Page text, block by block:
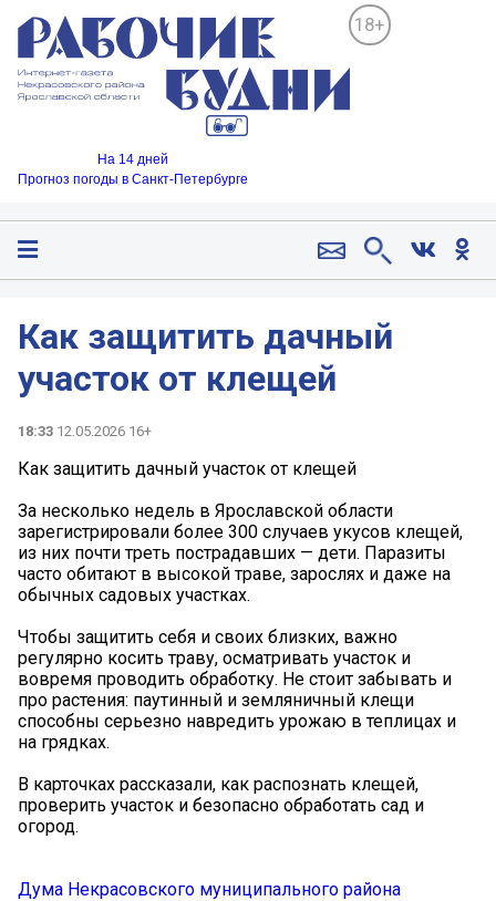
18+
На 14 дней
Прогноз погоды в Санкт-Петербурге
Как защитить дачный
участок от клещей
18:33 12.05.2026 16+
Как защитить дачный участок от клещей
За несколько недель в Ярославской области
зарегистрировали более 300 случаев укусов клещей,
из них почти треть пострадавших — дети. Паразиты
часто обитают в высокой траве, зарослях и даже на
обычных садовых участках.
Чтобы защитить себя и своих близких, важно
регулярно косить траву, осматривать участок и
вовремя проводить обработку. Не стоит забывать и
про растения: паутинный и земляничный клещи
способны серьезно навредить урожаю в теплицах и
на грядках.
В карточках рассказали, как распознать клещей,
проверить участок и безопасно обработать сад и
огород.
Дума Некрасовского муниципального района